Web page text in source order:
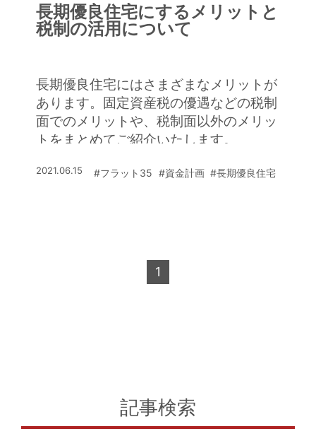
長期優良住宅にするメリットと
税制の活用について
長期優良住宅にはさまざまなメリットが
あります。固定資産税の優遇などの税制
面でのメリットや、税制面以外のメリッ
トをまとめてご紹介いたします。
2021.06.15 #フラット35 #資金計画 #長期優良住宅
1
記事検索